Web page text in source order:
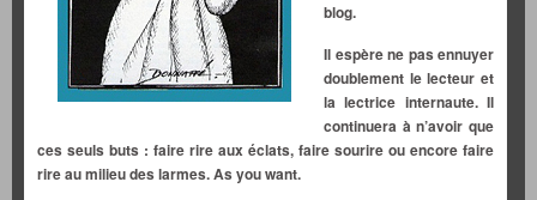
blog.
Il espère ne pas ennuyer
doublement le lecteur et
la lectrice internaute. Il
continuera à n’avoir que
ces seuls buts : faire rire aux éclats, faire sourire ou encore faire
rire au milieu des larmes. As you want.